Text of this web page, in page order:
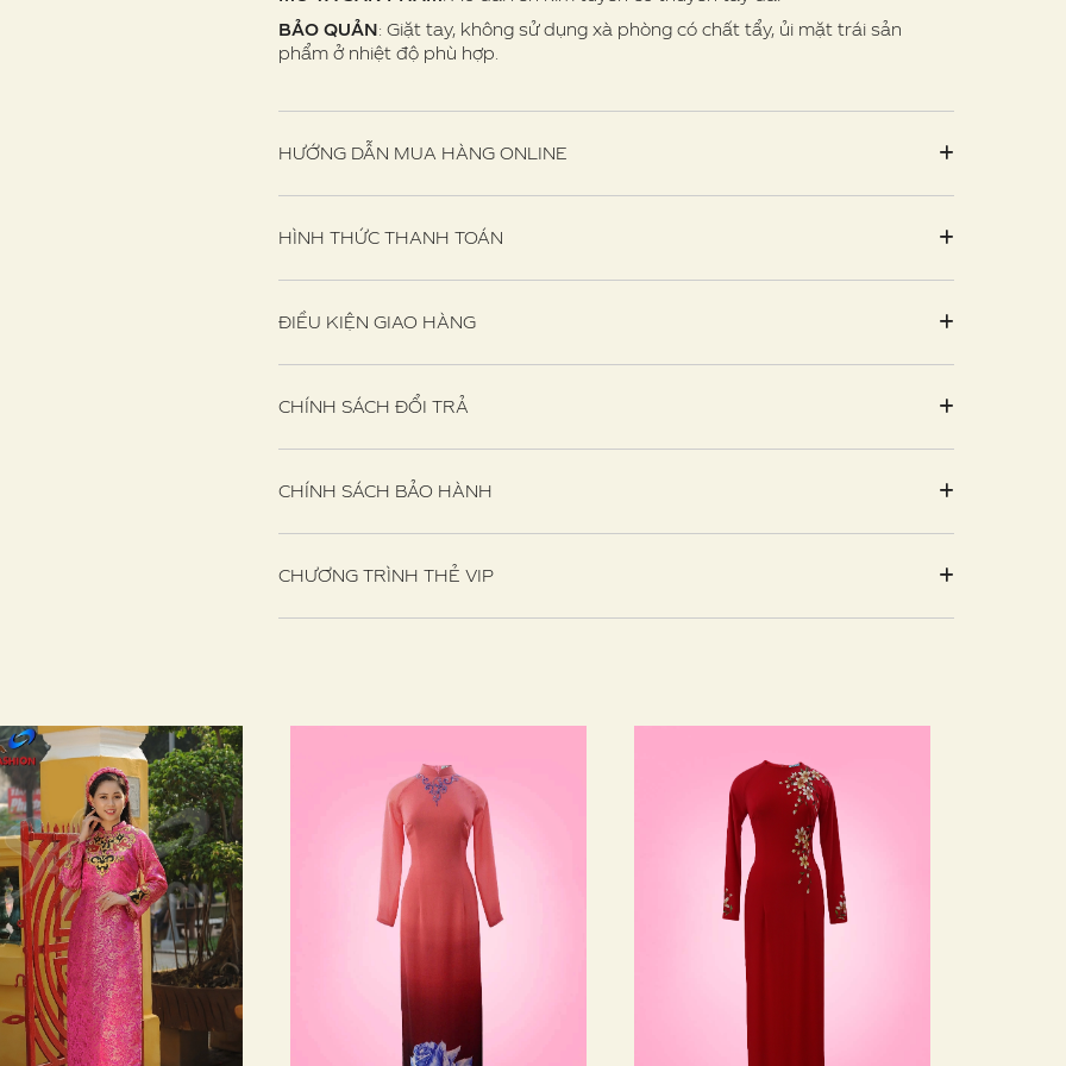
BẢO QUẢN: Giặt tay, không sử dụng xà phòng có chất tẩy, ủi mặt trái sản
phẩm ở nhiệt độ phù hợp.
HƯỚNG DẪN MUA HÀNG ONLINE
HÌNH THỨC THANH TOÁN
ĐIỀU KIỆN GIAO HÀNG
CHÍNH SÁCH ĐỔI TRẢ
CHÍNH SÁCH BẢO HÀNH
CHƯƠNG TRÌNH THẺ VIP